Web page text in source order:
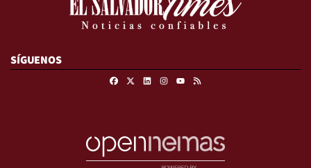
SÍGUENOS
FacebookLinkedinInstagram